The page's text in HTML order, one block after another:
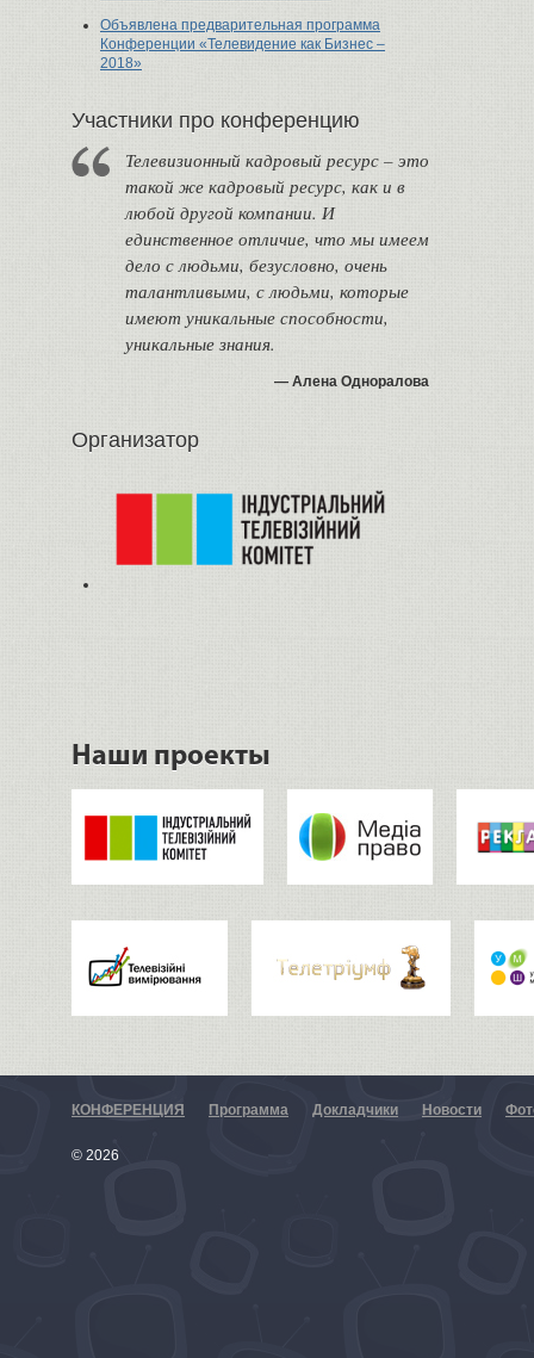
Объявлена предварительная программа
Конференции «Телевидение как Бизнес –
2018»
Участники про конференцию
Телевизионный кадровый ресурс – это
такой же кадровый ресурс, как и в
любой другой компании. И
единственное отличие, что мы имеем
дело с людьми, безусловно, очень
талантливыми, с людьми, которые
имеют уникальные способности,
уникальные знания.
Алена Одноралова
Организатор
Наши проекты
КОНФЕРЕНЦИЯ Программа Докладчики Новости
© 2026